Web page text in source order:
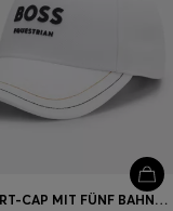
REITSPORT-CAP MIT FÜNF BAHNEN UND LOGO-DETAILS